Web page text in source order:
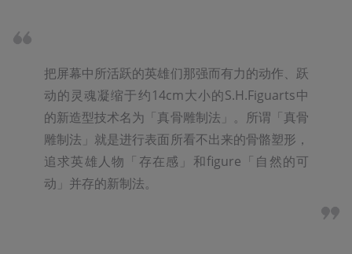
把屏幕中所活跃的英雄们那强而有力的动作、跃
动的灵魂凝缩于约14cm大小的S.H.Figuarts中
的新造型技术名为「真骨雕制法」。所谓「真骨
雕制法」就是进行表面所看不出来的骨骼塑形，
追求英雄人物「存在感」和figure「自然的可
动」并存的新制法。